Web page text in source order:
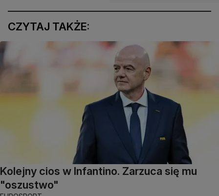
CZYTAJ TAKŻE:
Kolejny cios w Infantino. Zarzuca się mu
"oszustwo"